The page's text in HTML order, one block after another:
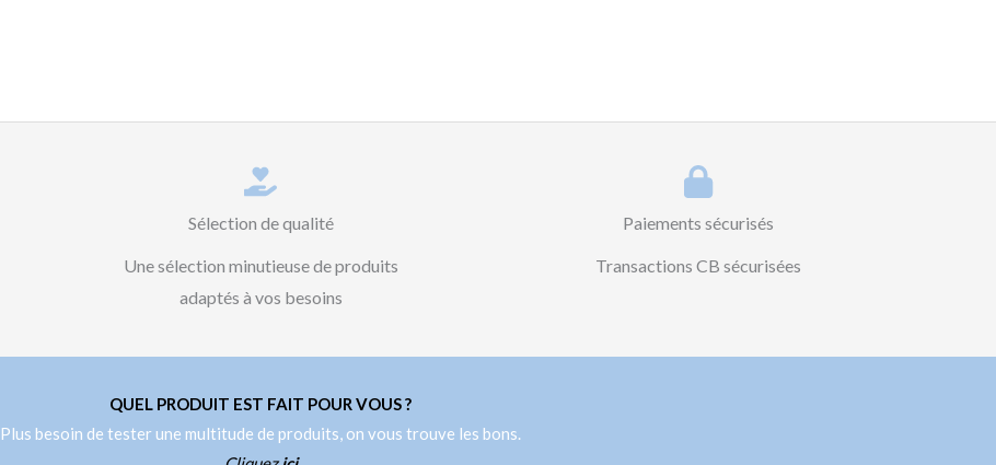
Sélection de qualité
Une sélection minutieuse de produits
adaptés à vos besoins
Paiements sécurisés
Transactions CB sécurisées
QUEL PRODUIT EST FAIT POUR VOUS ?
Plus besoin de tester une multitude de produits, on vous trouve les bons.